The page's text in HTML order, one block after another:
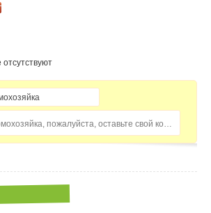
отсутствуют
Домохозяйка, пожалуйста, оставьте свой комментарий...